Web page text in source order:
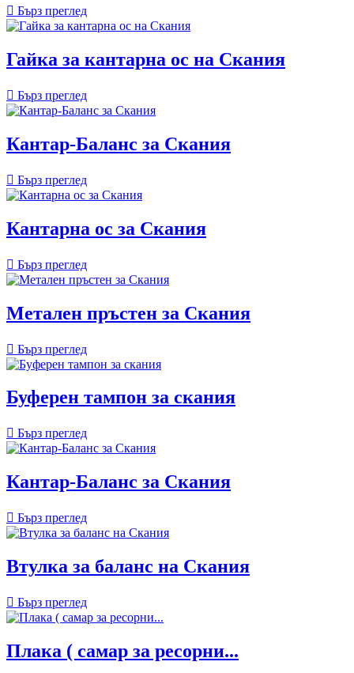
 Бърз преглед
Гайка за кантарна ос на Скания
 Бърз преглед
Кантар-Баланс за Скания
 Бърз преглед
Кантарна ос за Скания
 Бърз преглед
Метален пръстен за Скания
 Бърз преглед
Буферен тампон за скания
 Бърз преглед
Кантар-Баланс за Скания
 Бърз преглед
Втулка за баланс на Скания
 Бърз преглед
Плака ( самар за ресорни...